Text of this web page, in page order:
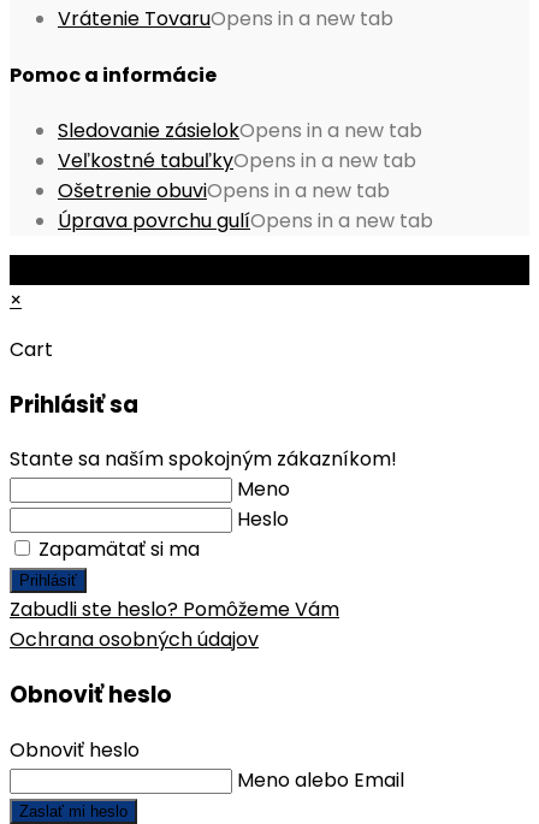
Vrátenie TovaruOpens in a new tab
Pomoc a informácie
Sledovanie zásielokOpens in a new tab
Veľkostné tabuľkyOpens in a new tab
Ošetrenie obuviOpens in a new tab
Úprava povrchu gulíOpens in a new tab
×
Cart
Prihlásiť sa
Stante sa naším spokojným zákazníkom!
Meno
Heslo
Zapamätať si ma
Prihlásiť
Zabudli ste heslo? Pomôžeme Vám
Ochrana osobných údajov
Obnoviť heslo
Obnoviť heslo
Meno alebo Email
Zaslať mi heslo